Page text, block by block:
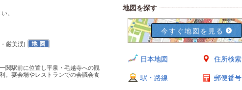
。
厳美渓]
関駅前に位置し平泉・毛越寺への観
。宴会場やレストランでの会議会食
地図を探す
今すぐ地図を見る
日本地図 住所検索
駅・路線 郵便番号